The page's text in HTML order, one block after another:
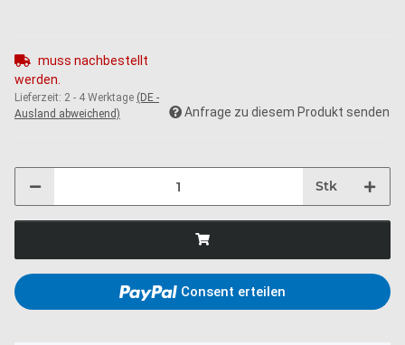
muss nachbestellt
werden.
Lieferzeit: 2 - 4 Werktage (DE -
Ausland abweichend)
Anfrage zu diesem Produkt senden
Stk
Consent erteilen